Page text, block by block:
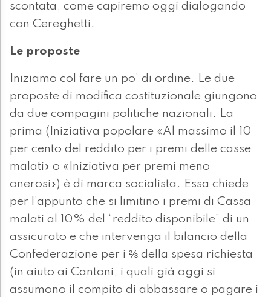
scontata, come capiremo oggi dialogando
con Cereghetti.
Le proposte
Iniziamo col fare un po’ di ordine. Le due
proposte di modifica costituzionale giungono
da due compagini politiche nazionali. La
prima (Iniziativa popolare «Al massimo il 10
per cento del reddito per i premi delle casse
malati» o «Iniziativa per premi meno
onerosi») è di marca socialista. Essa chiede
per l’appunto che si limitino i premi di Cassa
malati al 10% del “reddito disponibile” di un
assicurato e che intervenga il bilancio della
Confederazione per i ⅔ della spesa richiesta
(in aiuto ai Cantoni, i quali già oggi si
assumono il compito di abbassare o pagare i